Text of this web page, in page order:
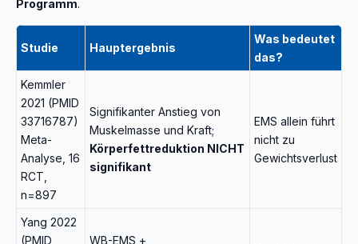
Programm.
Studie Hauptergebnis
Was bedeutet
das?
Kemmler
2021 (PMID
33716787)
Meta-
Analyse, 16
RCT,
n=897
Signifikanter Anstieg von
Muskelmasse und Kraft;
Körperfettreduktion NICHT
signifikant
EMS allein führt
nicht zu
Gewichtsverlust
Yang 2022
(PMID
WB-EMS +